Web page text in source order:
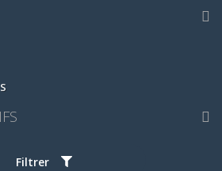
Filtrer